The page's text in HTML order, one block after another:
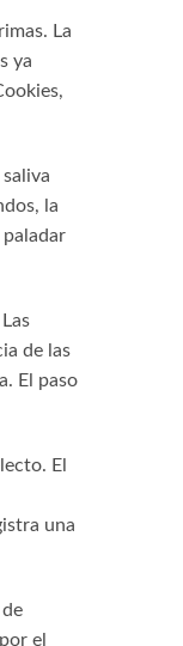
La
ya
la
de las
El paso
El
una
el